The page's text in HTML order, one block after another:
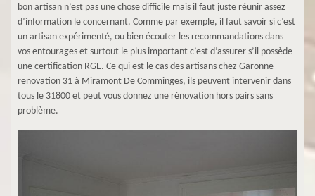
bon artisan n’est pas une chose difficile mais il faut juste réunir assez
d’information le concernant. Comme par exemple, il faut savoir si c’est
un artisan expérimenté, ou bien écouter les recommandations dans
vos entourages et surtout le plus important c’est d’assurer s’il possède
une certification RGE. Ce qui est le cas des artisans chez Garonne
renovation 31 à Miramont De Comminges, ils peuvent intervenir dans
tous le 31800 et peut vous donnez une rénovation hors pairs sans
problème.